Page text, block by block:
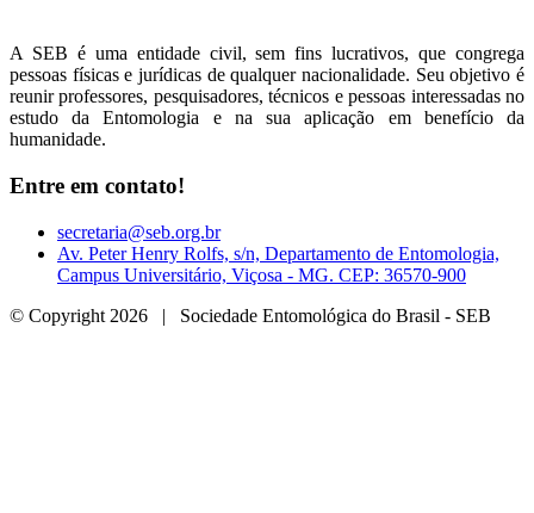
A SEB é uma entidade civil, sem fins lucrativos, que congrega
pessoas físicas e jurídicas de qualquer nacionalidade. Seu objetivo é
reunir professores, pesquisadores, técnicos e pessoas interessadas no
estudo da Entomologia e na sua aplicação em benefício da
humanidade.
Entre em contato!
secretaria@seb.org.br
Av. Peter Henry Rolfs, s/n, Departamento de Entomologia,
Campus Universitário, Viçosa - MG. CEP: 36570-900
© Copyright 2026 | Sociedade Entomológica do Brasil - SEB